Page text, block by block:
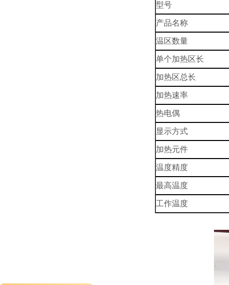
型号
产品名称
温区数量
单个加热区长
加热区总长
加热速率
热电偶
显示方式
加热元件
温度精度
最高温度
工作温度